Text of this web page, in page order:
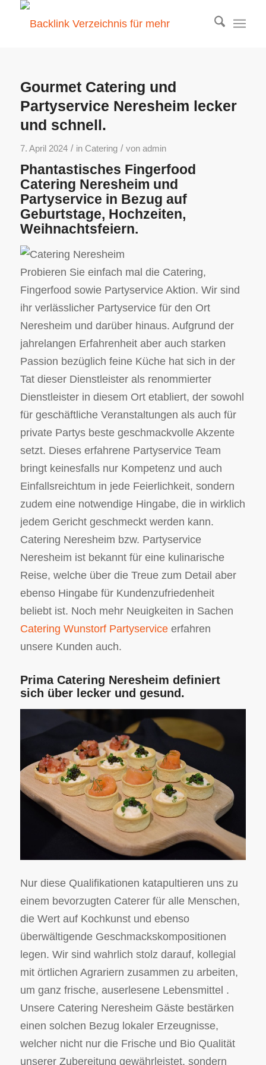
Gourmet Catering und
Partyservice Neresheim lecker
und schnell.
7. April 2024 / in Catering / von admin
Phantastisches Fingerfood
Catering Neresheim und
Partyservice in Bezug auf
Geburtstage, Hochzeiten,
Weihnachtsfeiern.
Probieren Sie einfach mal die Catering,
Fingerfood sowie Partyservice Aktion. Wir sind
ihr verlässlicher Partyservice für den Ort
Neresheim und darüber hinaus. Aufgrund der
jahrelangen Erfahrenheit aber auch starken
Passion bezüglich feine Küche hat sich in der
Tat dieser Dienstleister als renommierter
Dienstleister in diesem Ort etabliert, der sowohl
für geschäftliche Veranstaltungen als auch für
private Partys beste geschmackvolle Akzente
setzt. Dieses erfahrene Partyservice Team
bringt keinesfalls nur Kompetenz und auch
Einfallsreichtum in jede Feierlichkeit, sondern
zudem eine notwendige Hingabe, die in wirklich
jedem Gericht geschmeckt werden kann.
Catering Neresheim bzw. Partyservice
Neresheim ist bekannt für eine kulinarische
Reise, welche über die Treue zum Detail aber
ebenso Hingabe für Kundenzufriedenheit
beliebt ist. Noch mehr Neuigkeiten in Sachen
Catering Wunstorf Partyserviceerfahren
unsere Kunden auch.
Prima Catering Neresheim definiert
sich über lecker und gesund.
Nur diese Qualifikationen katapultieren uns zu
einem bevorzugten Caterer für alle Menschen,
die Wert auf Kochkunst und ebenso
überwältigende Geschmackskompositionen
legen. Wir sind wahrlich stolz darauf, kollegial
mit örtlichen Agrariern zusammen zu arbeiten,
um ganz frische, auserlesene Lebensmittel .
Unsere Catering Neresheim Gäste bestärken
einen solchen Bezug lokaler Erzeugnisse,
welcher nicht nur die Frische und Bio Qualität
unserer Zubereitung gewährleistet, sondern